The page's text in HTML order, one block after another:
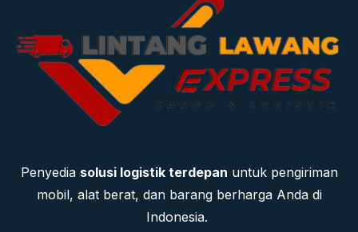
Penyedia solusi logistik terdepan untuk pengiriman
mobil, alat berat, dan barang berharga Anda di
Indonesia.